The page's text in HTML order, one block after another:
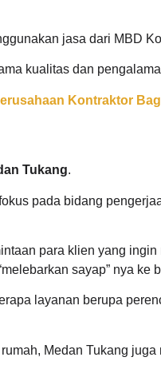
jasa dari MBD
kualitas dan
Kontraktor
Tukang.
pada bidang
para klien yang
sayap” nya
layanan berupa
Medan Tukang